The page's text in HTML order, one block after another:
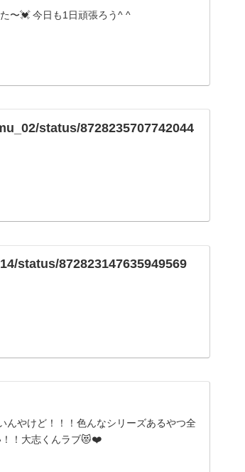
〜💓 今日も1日頑張ろう^ ^
status/8728235707742044
status/872823147635949569
んやけど！！！色んなシリーズあるやつ全
！大志くんラブ😻❤️